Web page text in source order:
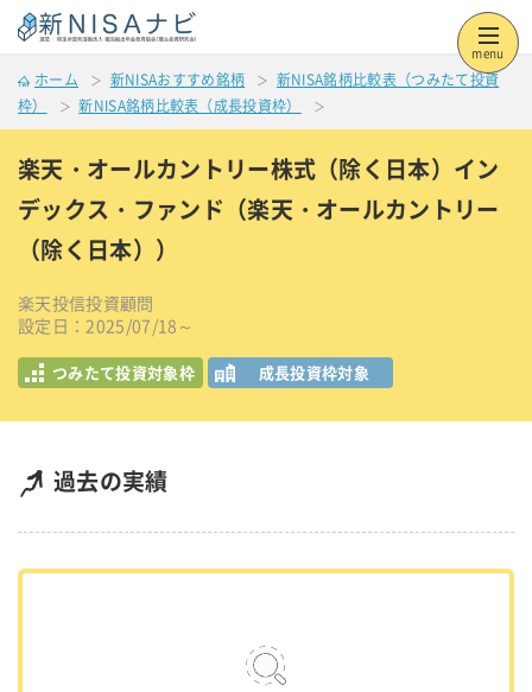
menu
ホーム 新NISAおすすめ銘柄
新NISA銘柄比較表（つみたて投資
枠）
新NISA銘柄比較表（成長投資枠）
楽天・オールカントリー株式（除く日本）イン
デックス・ファンド（楽天・オールカントリー
（除く日本））
楽天投信投資顧問
設定日：2025/07/18～
つみたて投資対象枠 成長投資枠対象
過去の実績